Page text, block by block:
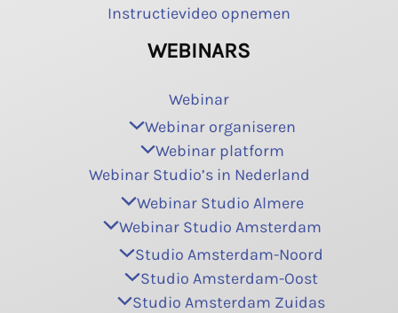
Instructievideo opnemen
WEBINARS
Webinar
Webinar organiseren
Webinar platform
Webinar Studio’s in Nederland
Webinar Studio Almere
Webinar Studio Amsterdam
Studio Amsterdam-Noord
Studio Amsterdam-Oost
Studio Amsterdam Zuidas